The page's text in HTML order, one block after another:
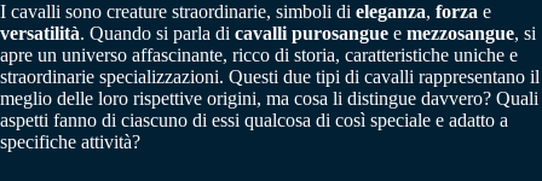
I cavalli sono creature straordinarie, simboli di eleganza, forza e
versatilità. Quando si parla di cavalli purosangue e mezzosangue, si
apre un universo affascinante, ricco di storia, caratteristiche uniche e
straordinarie specializzazioni. Questi due tipi di cavalli rappresentano il
meglio delle loro rispettive origini, ma cosa li distingue davvero? Quali
aspetti fanno di ciascuno di essi qualcosa di così speciale e adatto a
specifiche attività?